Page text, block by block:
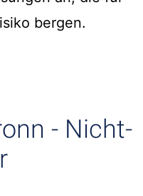
bergen.
- Nicht-